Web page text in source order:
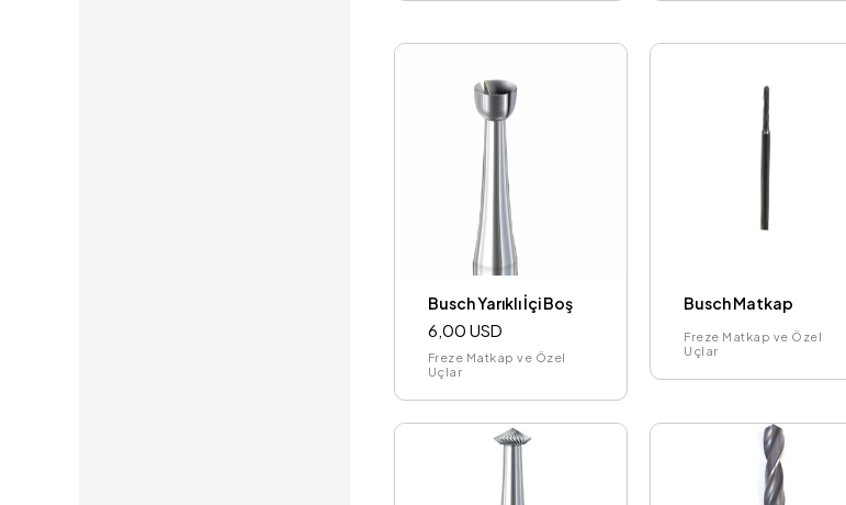
Busch Yarıklı İçi Boş
6,00 USD
Freze Matkap ve Özel
Uçlar
Busch Matkap
Freze Matkap ve Özel
Uçlar